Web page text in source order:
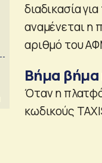
διαδικασία
αναμένεται η
αριθμό του
Βήμα βήμα
Όταν η
κωδικούς